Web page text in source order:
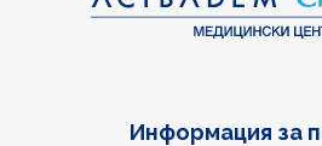
Информация за